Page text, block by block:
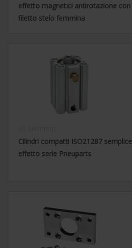
effetto magnetici antirotazione con
filetto stelo femmina
Cilindri compatti ISO21287 semplice
effetto serie Pneuparts